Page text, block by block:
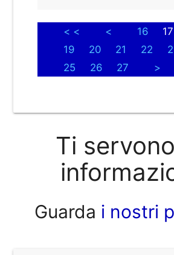
< < < 16 17
19
20 21 22
25
26 27 >
Ti
Guarda i nostri